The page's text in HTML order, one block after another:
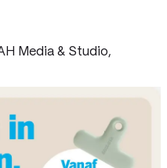
Media & Studio,